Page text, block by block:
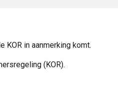
KOR in aanmerking komt.
(KOR).